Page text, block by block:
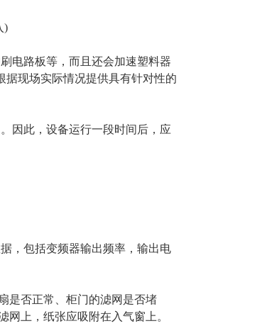
)
电路板等，而且还会加速塑料器
现场实际情况提供具有针对性的
因此，设备运行一段时间后，应
，包括变频器输出频率，输出电
否正常、柜门的滤网是否堵
上，纸张应吸附在入气窗上。